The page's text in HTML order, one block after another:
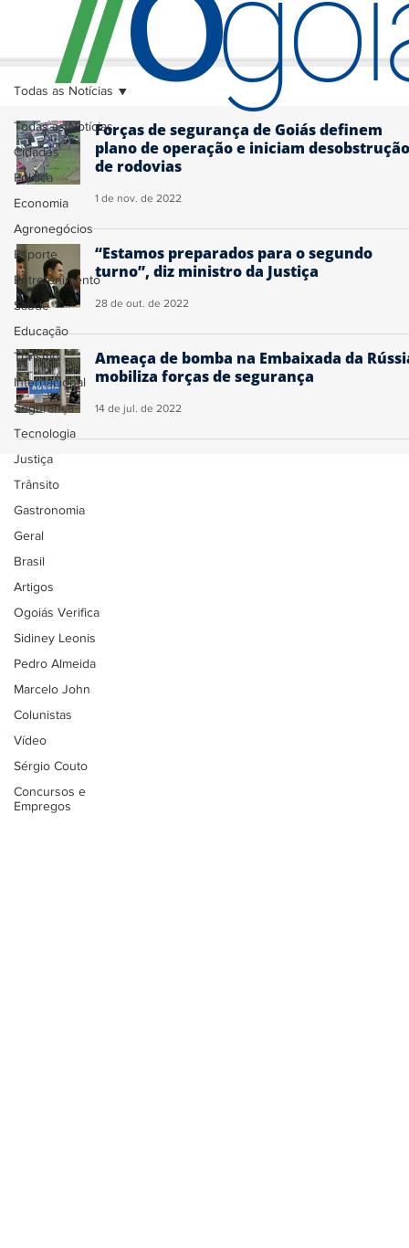
Todas as Notícias
Cidades
Política
Economia
Agronegócios
Esporte
Entretenimento
Saúde
Educação
Turismo
Internacional
Segurança
Tecnologia
Justiça
Trânsito
Gastronomia
Geral
Brasil
Artigos
Ogoiás Verifica
Sidiney Leonis
Pedro Almeida
Marcelo John
Colunistas
Vídeo
Sérgio Couto
Concursos e
Empregos
Todas as Notícias
Forças de segurança de Goiás definem
plano de operação e iniciam desobstrução
de rodovias
1 de nov. de 2022
“Estamos preparados para o segundo
turno”, diz ministro da Justiça
28 de out. de 2022
Ameaça de bomba na Embaixada da
mobiliza forças de segurança
14 de jul. de 2022